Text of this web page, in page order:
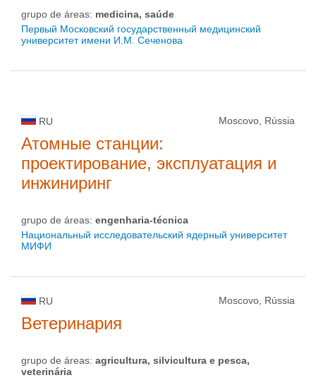
grupo de áreas: medicina, saúde
Первый Московский государственный медицинский
университет имени И.М. Сеченова
RU Moscovo, Rússia
Атомные станции:
проектирование, эксплуатация и
инжиниринг
grupo de áreas: engenharia-técnica
Национальный исследовательский ядерный университет
МИФИ
RU Moscovo, Rússia
Ветеринария
grupo de áreas: agricultura, silvicultura e pesca,
veterinária